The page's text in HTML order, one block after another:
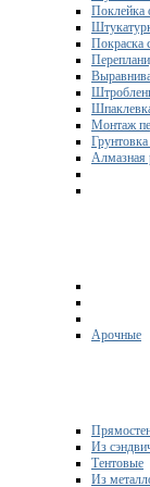
Поклейка
Покраска
Монтаж
Грунтовка
Алмазная
Арочные
Из
Тентовые
Из